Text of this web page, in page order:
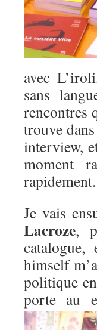
avec
sans
rencontres
trouve
interview,
moment
rapidement.
Je vais
Lacroze,
himself
politique
porte au